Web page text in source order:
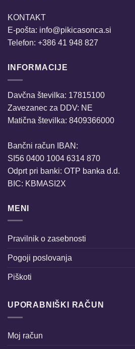
KONTAKT
E-pošta: info@pikicasonca.si
Telefon: +386 41 948 827
INFORMACIJE
Davčna številka: 17815100
Zavezanec za DDV: NE
Matična številka: 8409366000
Bančni račun IBAN:
SI56 0400 1004 6314 870
Odprt pri banki: OTP banka d.d.
BIC: KBMASI2X
MENI
Pravilnik o zasebnosti
Pogoji poslovanja
Piškoti
UPORABNIŠKI RAČUN
Moj račun